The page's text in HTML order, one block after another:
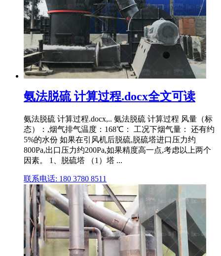
氨法脱硫 计算过程.docx全文可读
氨法脱硫 计算过程.docx,.. 氨法脱硫 计算过程 风量（标
态）：,烟气排气温度：168℃： 工况下烟气量： 还有约
5%的水份 如果在引风机后脱硫,脱硫塔进口压力约
800Pa,出口压力约200Pa,如果精度高一点,考虑以上两个
因素。 1、脱硫塔 （1）塔 ...
联系电话: 180 3780 8511